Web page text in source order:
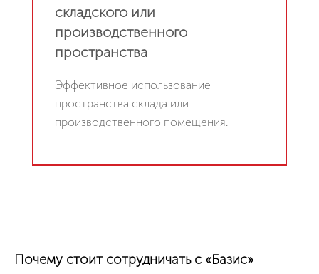
складского или
производственного
пространства
Эффективное использование
пространства склада или
производственного помещения.
Почему стоит сотрудничать с «Базис»